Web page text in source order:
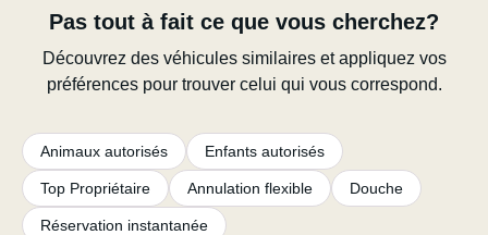
Pas tout à fait ce que vous cherchez?
Découvrez des véhicules similaires et appliquez vos
préférences pour trouver celui qui vous correspond.
Animaux autorisés Enfants autorisés
Top Propriétaire Annulation flexible Douche
Réservation instantanée